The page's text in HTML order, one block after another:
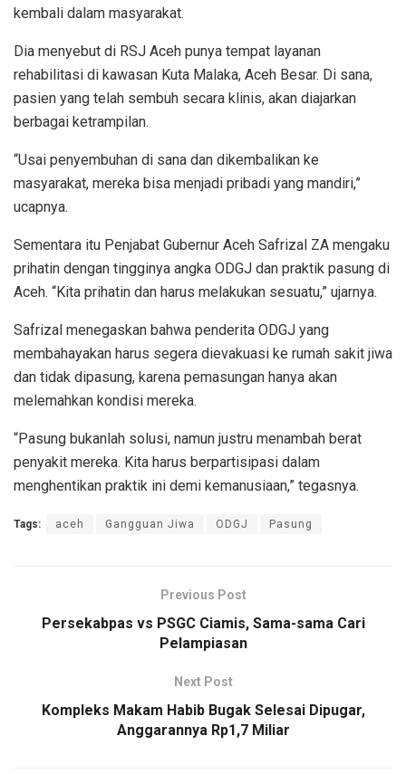
kembali dalam masyarakat.
Dia menyebut di RSJ Aceh punya tempat layanan
rehabilitasi di kawasan Kuta Malaka, Aceh Besar. Di sana,
pasien yang telah sembuh secara klinis, akan diajarkan
berbagai ketrampilan.
“Usai penyembuhan di sana dan dikembalikan ke
masyarakat, mereka bisa menjadi pribadi yang mandiri,”
ucapnya.
Sementara itu Penjabat Gubernur Aceh Safrizal ZA mengaku
prihatin dengan tingginya angka ODGJ dan praktik pasung di
Aceh. “Kita prihatin dan harus melakukan sesuatu,” ujarnya.
Safrizal menegaskan bahwa penderita ODGJ yang
membahayakan harus segera dievakuasi ke rumah sakit jiwa
dan tidak dipasung, karena pemasungan hanya akan
melemahkan kondisi mereka.
“Pasung bukanlah solusi, namun justru menambah berat
penyakit mereka. Kita harus berpartisipasi dalam
menghentikan praktik ini demi kemanusiaan,” tegasnya.
Tags: aceh Gangguan Jiwa ODGJ Pasung
Previous Post
Persekabpas vs PSGC Ciamis, Sama-sama Cari
Pelampiasan
Next Post
Kompleks Makam Habib Bugak Selesai Dipugar,
Anggarannya Rp1,7 Miliar